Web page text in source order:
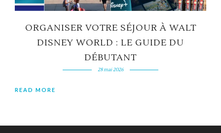
ORGANISER VOTRE SÉJOUR À WALT
DISNEY WORLD : LE GUIDE DU
DÉBUTANT
28 mai 2026
READ MORE